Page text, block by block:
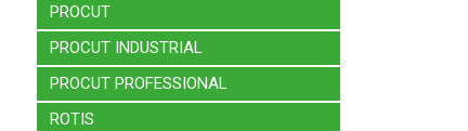
PROCUT
PROCUT INDUSTRIAL
PROCUT PROFESSIONAL
ROTIS